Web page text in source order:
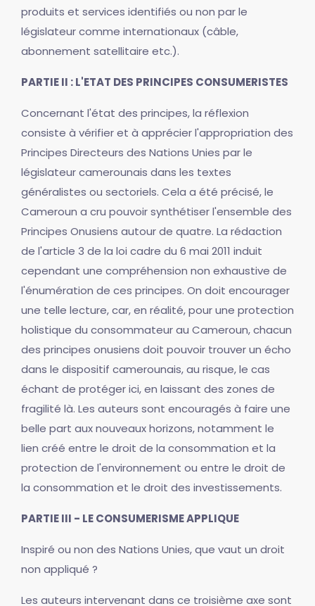
produits et services identifiés ou non par le
législateur comme internationaux (câble,
abonnement satellitaire etc.).
PARTIE II : L'ETAT DES PRINCIPES CONSUMERISTES
Concernant l'état des principes, la réflexion
consiste à vérifier et à apprécier l'appropriation des
Principes Directeurs des Nations Unies par le
législateur camerounais dans les textes
généralistes ou sectoriels. Cela a été précisé, le
Cameroun a cru pouvoir synthétiser l'ensemble des
Principes Onusiens autour de quatre. La rédaction
de l'article 3 de la loi cadre du 6 mai 2011 induit
cependant une compréhension non exhaustive de
l'énumération de ces principes. On doit encourager
une telle lecture, car, en réalité, pour une protection
holistique du consommateur au Cameroun, chacun
des principes onusiens doit pouvoir trouver un écho
dans le dispositif camerounais, au risque, le cas
échant de protéger ici, en laissant des zones de
fragilité là. Les auteurs sont encouragés à faire une
belle part aux nouveaux horizons, notamment le
lien créé entre le droit de la consommation et la
protection de l'environnement ou entre le droit de
la consommation et le droit des investissements.
PARTIE III - LE CONSUMERISME APPLIQUE
Inspiré ou non des Nations Unies, que vaut un droit
non appliqué ?
Les auteurs intervenant dans ce troisième axe sont